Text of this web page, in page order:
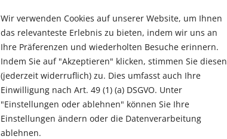
Wir verwenden Cookies auf unserer Website, um Ihnen
das relevanteste Erlebnis zu bieten, indem wir uns an
Ihre Präferenzen und wiederholten Besuche erinnern.
Indem Sie auf "Akzeptieren" klicken, stimmen Sie diesen
(jederzeit widerruflich) zu. Dies umfasst auch Ihre
Einwilligung nach Art. 49 (1) (a) DSGVO. Unter
"Einstellungen oder ablehnen" können Sie Ihre
Einstellungen ändern oder die Datenverarbeitung
ablehnen.